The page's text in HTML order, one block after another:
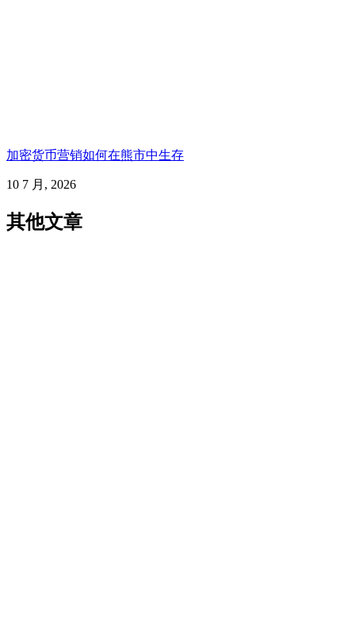
加密货币营销如何在熊市中生存
10 7 月, 2026
其他文章